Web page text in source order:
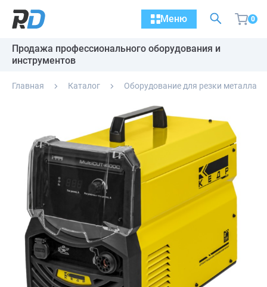
Меню 0
Продажа профессионального оборудования и
инструментов
Главная Каталог Оборудование для резки металла